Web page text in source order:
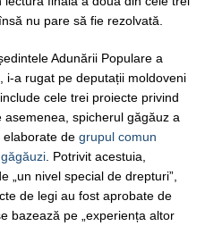
nu pare să fie rezolvată.
Adunării Populare a
i-a rugat pe deputații moldoveni
cele trei proiecte privind
spicherul găgăuz a
elaborate de grupul comun
. Potrivit acestuia,
„un nivel special de drepturi”,
de legi au fost aprobate de
bazează pe „experiența altor